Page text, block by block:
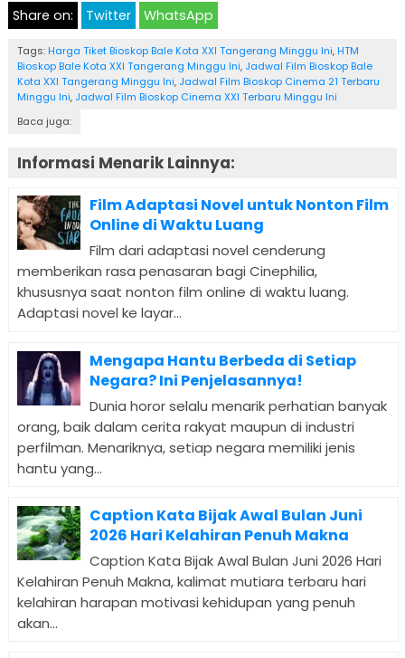
Share on: Twitter WhatsApp
Tags: Harga Tiket Bioskop Bale Kota XXI Tangerang Minggu Ini, HTM
Bioskop Bale Kota XXI Tangerang Minggu Ini, Jadwal Film Bioskop Bale
Kota XXI Tangerang Minggu Ini, Jadwal Film Bioskop Cinema 21 Terbaru
Minggu Ini, Jadwal Film Bioskop Cinema XXI Terbaru Minggu Ini
Baca juga:
Informasi Menarik Lainnya:
Film Adaptasi Novel untuk Nonton Film
Online di Waktu Luang
Film dari adaptasi novel cenderung
memberikan rasa penasaran bagi Cinephilia,
khususnya saat nonton film online di waktu luang.
Adaptasi novel ke layar...
Mengapa Hantu Berbeda di Setiap
Negara? Ini Penjelasannya!
Dunia horor selalu menarik perhatian banyak
orang, baik dalam cerita rakyat maupun di industri
perfilman. Menariknya, setiap negara memiliki jenis
hantu yang...
Caption Kata Bijak Awal Bulan Juni
2026 Hari Kelahiran Penuh Makna
Caption Kata Bijak Awal Bulan Juni 2026 Hari
Kelahiran Penuh Makna, kalimat mutiara terbaru hari
kelahiran harapan motivasi kehidupan yang penuh
akan...